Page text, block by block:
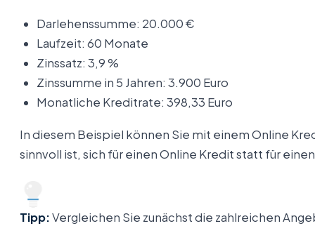
Darlehenssumme: 20.000 €
Laufzeit: 60 Monate
Zinssatz: 3,9 %
Zinssumme in 5 Jahren: 3.900 Euro
Monatliche Kreditrate: 398,33 Euro
In diesem Beispiel können Sie mit einem Online
sinnvoll ist, sich für einen Online Kredit statt für
Tipp:Vergleichen Sie zunächst die zahlreichen